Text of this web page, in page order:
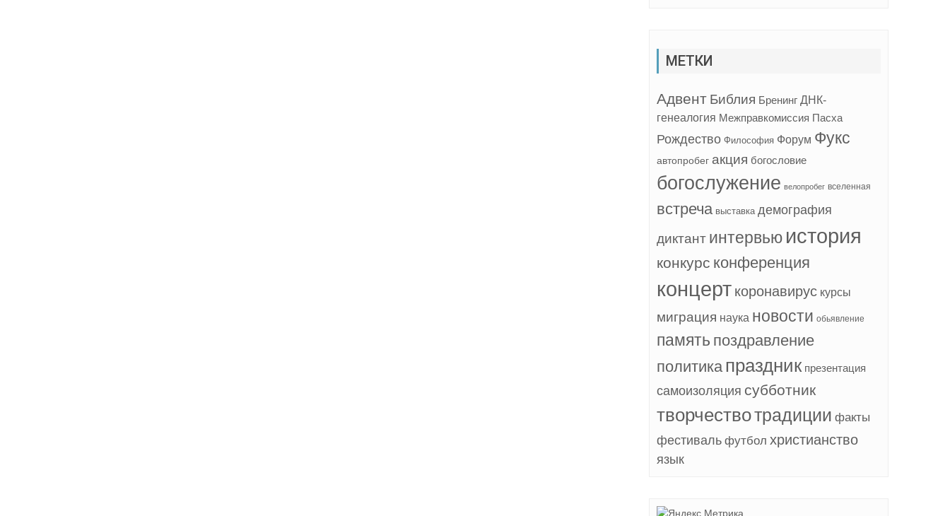
МЕТКИ
Адвент Библия Бренинг ДНК-
генеалогия Межправкомиссия Пасха
Рождество Философия Форум Фукс
автопробег акция богословие
богослужение велопробег вселенная
встреча выставка демография
диктант интервью история
конкурс конференция
концерт коронавирус курсы
миграция наука новости обьявление
память поздравление
политика праздник презентация
самоизоляция субботник
творчествотрадиции факты
фестиваль футбол христианство
язык